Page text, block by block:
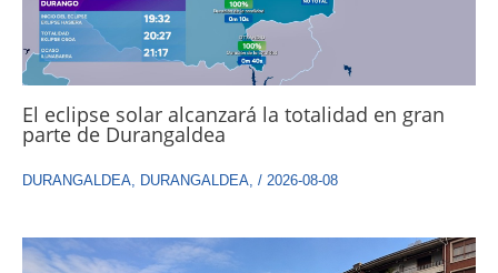
El eclipse solar alcanzará la totalidad en gran
parte de Durangaldea
DURANGALDEA, DURANGALDEA, / 2026-08-08